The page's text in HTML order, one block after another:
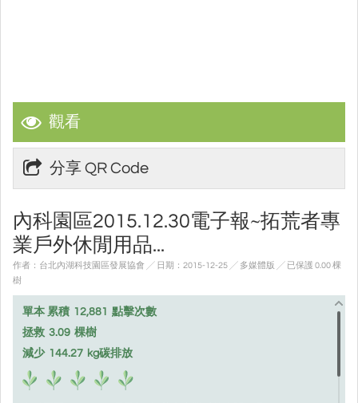
觀看
分享 QR Code
內科園區2015.12.30電子報~拓荒者專
業戶外休閒用品...
作者：台北內湖科技園區發展協會 ╱ 日期：2015-12-25 ╱ 多媒體版 ╱ 已保護 0.00 棵
樹
單本 累積 12,881
點擊次數
拯救 3.09 棵樹
減少 144.27 kg碳排放